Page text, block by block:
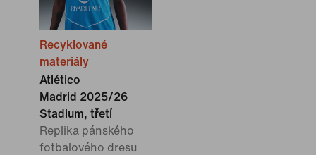
Recyklované
materiály
Atlético
Madrid 2025/26
Stadium, třetí
Replika pánského
fotbalového dresu